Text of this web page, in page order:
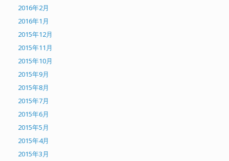
2016年2月
2016年1月
2015年12月
2015年11月
2015年10月
2015年9月
2015年8月
2015年7月
2015年6月
2015年5月
2015年4月
2015年3月